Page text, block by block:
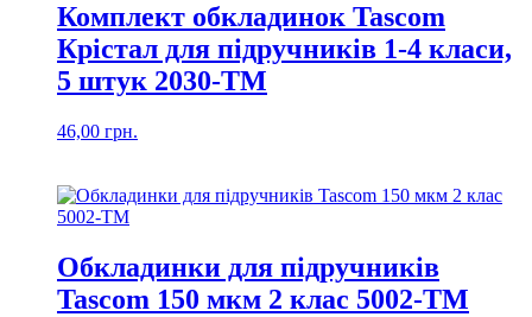
Комплект обкладинок Tascom
Крістал для підручників 1-4 класи,
5 штук 2030-TM
46,00 грн.
Обкладинки для підручників
Tascom 150 мкм 2 клас 5002-ТМ